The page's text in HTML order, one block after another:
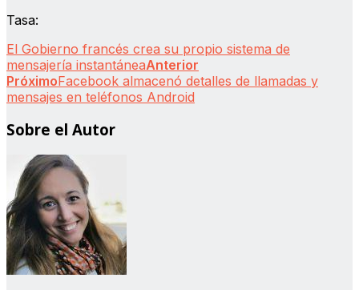
Tasa:
El Gobierno francés crea su propio sistema de
mensajería instantáneaAnterior
PróximoFacebook almacenó detalles de llamadas y
mensajes en teléfonos Android
Sobre el Autor